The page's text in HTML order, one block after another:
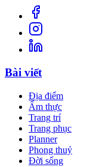
Bài viết
Địa điểm
Ẩm thực
Trang trí
Trang phục
Planner
Phong thuỷ
Đời sống